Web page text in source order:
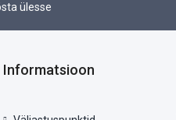
ülesse
Informatsioon